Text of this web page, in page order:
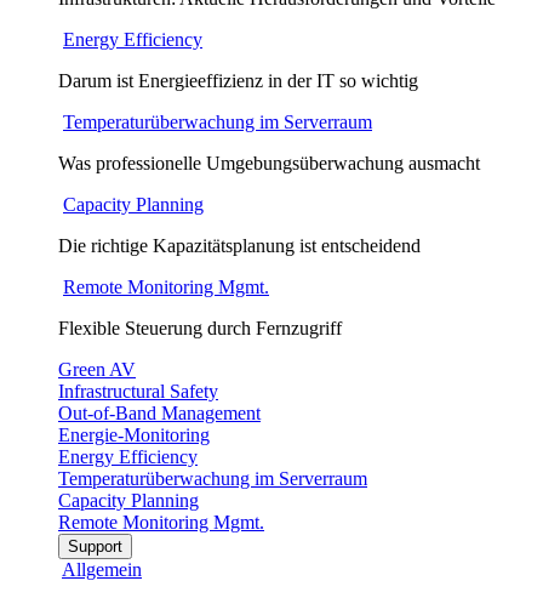
Energy Efficiency
Darum ist Energieeffizienz in der IT so wichtig
Temperaturüberwachung im Serverraum
Was professionelle Umgebungsüberwachung ausmacht
Capacity Planning
Die richtige Kapazitätsplanung ist entscheidend
Remote Monitoring Mgmt.
Flexible Steuerung durch Fernzugriff
Green AV
Infrastructural Safety
Out-of-Band Management
Energie-Monitoring
Energy Efficiency
Temperaturüberwachung im Serverraum
Capacity Planning
Remote Monitoring Mgmt.
Support
Allgemein